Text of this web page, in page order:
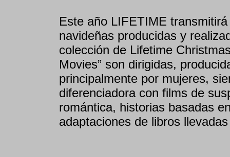
Este año LIFETIME
navideñas producidas y
colección de Lifetime
Movies” son dirigidas,
principalmente por mujeres,
diferenciadora con films de
romántica, historias basadas
adaptaciones de libros